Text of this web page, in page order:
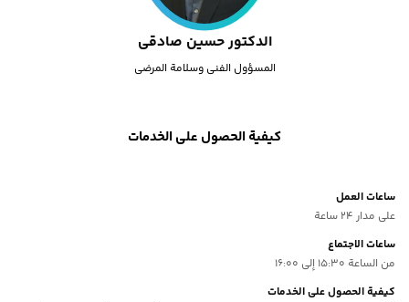
الدکتور حسین صادقی
المسؤول الفنی وسلامة المرضى
كيفية الحصول على الخدمات
ساعات العمل
على مدار 24 ساعة
ساعات الاجتماع
من الساعة 15:30 إلى 16:00
كيفية الحصول على الخدمات